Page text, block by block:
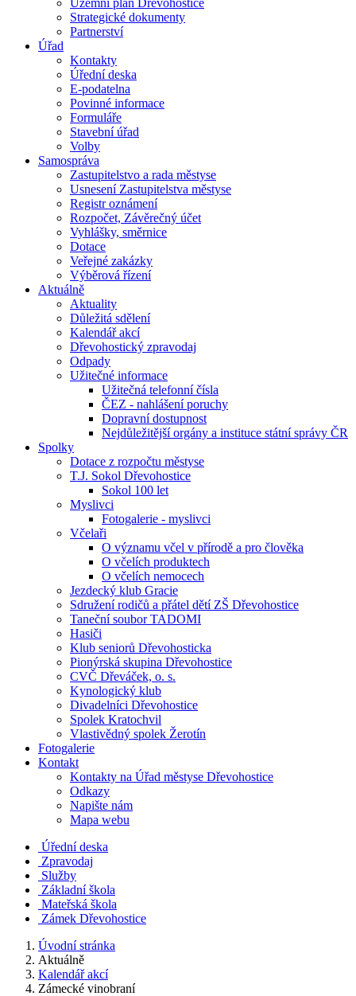
Územní plán Dřevohostice
Strategické dokumenty
Partnerství
Úřad
Kontakty
Úřední deska
E-podatelna
Povinné informace
Formuláře
Stavební úřad
Volby
Samospráva
Zastupitelstvo a rada městyse
Usnesení Zastupitelstva městyse
Registr oznámení
Rozpočet, Závěrečný účet
Vyhlášky, směrnice
Dotace
Veřejné zakázky
Výběrová řízení
Aktuálně
Aktuality
Důležitá sdělení
Kalendář akcí
Dřevohostický zpravodaj
Odpady
Užitečné informace
Užitečná telefonní čísla
ČEZ - nahlášení poruchy
Dopravní dostupnost
Nejdůležitější orgány a instituce státní správy ČR
Spolky
Dotace z rozpočtu městyse
T.J. Sokol Dřevohostice
Sokol 100 let
Myslivci
Fotogalerie - myslivci
Včelaři
O významu včel v přírodě a pro člověka
O včelích produktech
O včelích nemocech
Jezdecký klub Gracie
Sdružení rodičů a přátel dětí ZŠ Dřevohostice
Taneční soubor TADOMI
Hasiči
Klub seniorů Dřevohosticka
Pionýrská skupina Dřevohostice
CVČ Dřeváček, o. s.
Kynologický klub
Divadelníci Dřevohostice
Spolek Kratochvil
Vlastivědný spolek Žerotín
Fotogalerie
Kontakt
Kontakty na Úřad městyse Dřevohostice
Odkazy
Napište nám
Mapa webu
Úřední deska
Zpravodaj
Služby
Základní škola
Mateřská škola
Zámek Dřevohostice
Úvodní stránka
Aktuálně
Kalendář akcí
Zámecké vinobraní